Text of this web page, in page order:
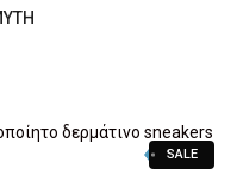
SALE